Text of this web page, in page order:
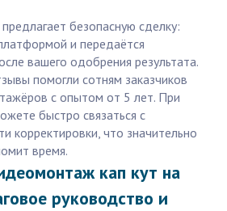
безопасную сделку:
и передаётся
вашего одобрения результата.
помогли сотням заказчиков
с опытом от 5 лет. При
быстро связаться с
корректировки, что значительно
время.
кап кут на
руководство и